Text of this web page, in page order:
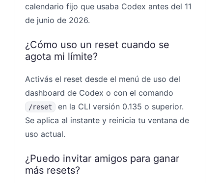
calendario fijo que usaba Codex antes del 11
de junio de 2026.
¿Cómo uso un reset cuando se
agota mi límite?
Activás el reset desde el menú de uso del
dashboard de Codex o con el comando
/reset
en la CLI versión 0.135 o superior.
Se aplica al instante y reinicia tu ventana de
uso actual.
¿Puedo invitar amigos para ganar
más resets?